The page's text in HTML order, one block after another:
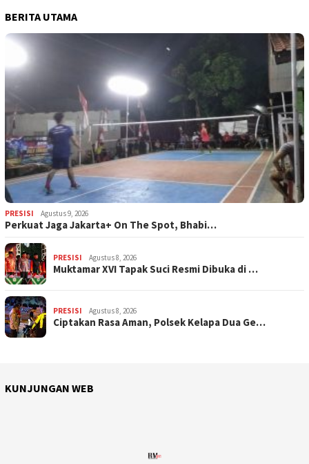
BERITA UTAMA
PRESISI Agustus 9, 2026
Perkuat Jaga Jakarta+ On The Spot, Bhabi…
PRESISI Agustus 8, 2026
Muktamar XVI Tapak Suci Resmi Dibuka di …
PRESISI Agustus 8, 2026
Ciptakan Rasa Aman, Polsek Kelapa Dua Ge…
KUNJUNGAN WEB